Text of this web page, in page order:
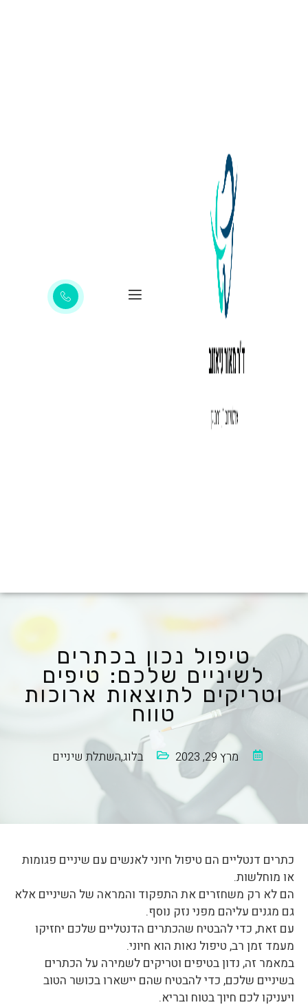
טיפול נכון בכתרים
לשיניים שלכם: טיפים
וטריקים לתוצאות ארוכות
טווח
מרץ 29, 2023 בלוג,השתלת שיניים
כתרים דנטליים הם טיפול חיוני לאנשים עם שיניים פגומות
או מוחלשות.
הם לא רק משחזרים את התפקוד והמראה של השיניים אלא
גם מגנים עליהם מפני נזק נוסף.
עם זאת, כדי להבטיח שהכתרים הדנטליים שלכם יחזיקו
מעמד זמן רב, טיפול נאות הוא חיוני.
במאמר זה, נדון בטיפים וטריקים לשמירה על הכתרים
בשיניים שלכם, כדי להבטיח שהם יישארו בכושר הטוב
ויעניקו לכם חיוך בטוח ובריא.